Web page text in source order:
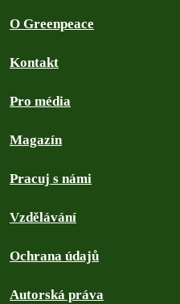
O Greenpeace
Kontakt
Pro média
Magazín
Pracuj s námi
Vzdělávání
Ochrana údajů
Autorská práva